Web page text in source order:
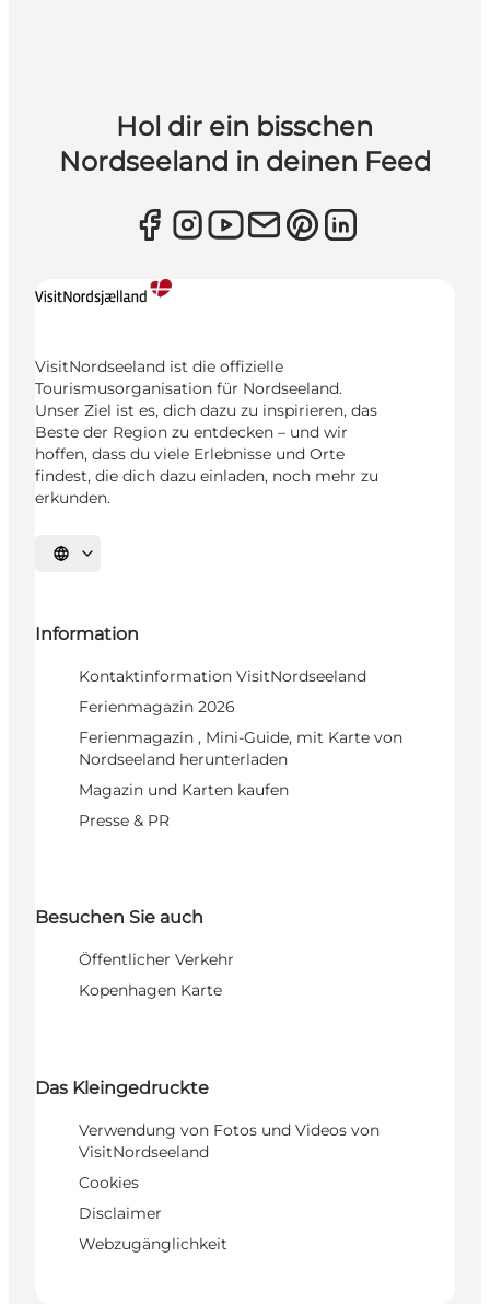
Hol dir ein bisschen
Nordseeland in deinen Feed
VisitNordseeland ist die offizielle
Tourismusorganisation für Nordseeland.
Unser Ziel ist es, dich dazu zu inspirieren, das
Beste der Region zu entdecken – und wir
hoffen, dass du viele Erlebnisse und Orte
findest, die dich dazu einladen, noch mehr zu
erkunden.
Sprache auswählen
Information
Kontaktinformation VisitNordseeland
Ferienmagazin 2026
Ferienmagazin , Mini-Guide, mit Karte von
Nordseeland herunterladen
Magazin und Karten kaufen
Presse & PR
Besuchen Sie auch
Öffentlicher Verkehr
Kopenhagen Karte
Das Kleingedruckte
Verwendung von Fotos und Videos von
VisitNordseeland
Cookies
Disclaimer
Webzugänglichkeit